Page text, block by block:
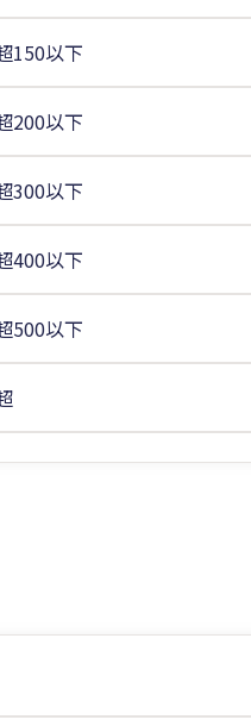
150以下
200以下
300以下
400以下
500以下